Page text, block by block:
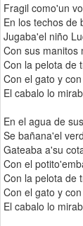
Fragil como'un
En los techos de
Jugaba'el niño
Con sus manitos
Con la pelota de
Con el gato y
El cabalo lo
En el agua de
Se bañana'el
Gateaba a'su
Con el
Con la pelota de
Con el gato y
El cabalo lo